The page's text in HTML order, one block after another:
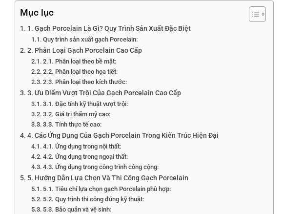
Mục lục
1. Gạch Porcelain Là Gì? Quy Trình Sản Xuất Đặc Biệt
Quy trình sản xuất gạch Porcelain:
2. Phân Loại Gạch Porcelain Cao Cấp
2.1. Phân loại theo bề mặt:
2.2. Phân loại theo họa tiết:
2.3. Phân loại theo kích thước:
3. Ưu Điểm Vượt Trội Của Gạch Porcelain Cao Cấp
3.1. Đặc tính kỹ thuật vượt trội:
3.2. Giá trị thẩm mỹ cao:
3.3. Tính thực tế cao:
4. Các Ứng Dụng Của Gạch Porcelain Trong Kiến Trúc Hiện Đại
4.1. Ứng dụng trong nội thất:
4.2. Ứng dụng trong ngoại thất:
4.3. Ứng dụng trong công trình công cộng:
5. Hướng Dẫn Lựa Chọn Và Thi Công Gạch Porcelain
5.1. Tiêu chí lựa chọn gạch Porcelain phù hợp:
5.2. Quy trình thi công đúng kỹ thuật:
5.3. Bảo quản và vệ sinh: